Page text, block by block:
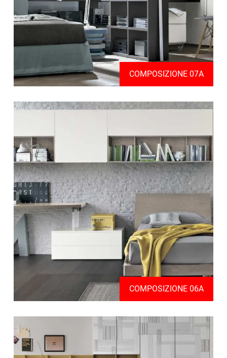
COMPOSIZIONE 07A
COMPOSIZIONE 06A